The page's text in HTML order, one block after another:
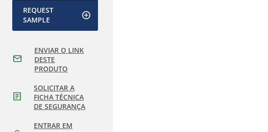
REQUEST
SAMPLE
ENVIAR O LINK
DESTE
PRODUTO
SOLICITAR A
FICHA TÉCNICA
DE SEGURANÇA
ENTRAR EM